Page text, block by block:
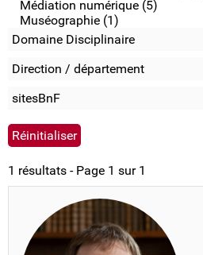
Médiation numérique (5)
Muséographie (1)
Domaine Disciplinaire
Direction / département
sitesBnF
1 résultats - Page 1 sur 1